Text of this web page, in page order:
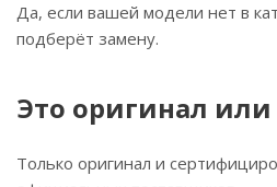
Да, если вашей модели нет в
подберёт замену.
Это оригинал или
Только оригинал и